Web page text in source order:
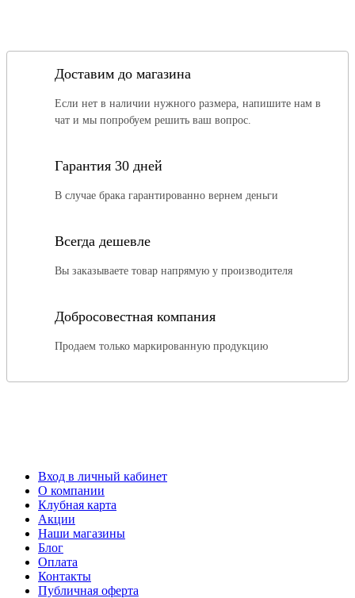
Доставим до магазина
Если нет в наличии нужного размера, напишите нам в
чат и мы попробуем решить ваш вопрос.
Гарантия 30 дней
В случае брака гарантированно вернем деньги
Всегда дешевле
Вы заказываете товар напрямую у производителя
Добросовестная компания
Продаем только маркированную продукцию
Вход в личный кабинет
О компании
Клубная карта
Акции
Наши магазины
Блог
Оплата
Контакты
Публичная оферта